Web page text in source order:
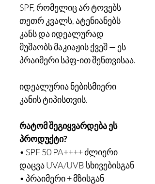
SPF, რომელიც არ ტოვებს
თეთრ კვალს, ატენიანებს
კანს და იდეალურად
მუშაობს მაკიაჟის ქვეშ — ეს
პრაიმერი სპფ-ით შენთვისაა.
იდეალურია ნებისმიერი
კანის ტიპისთვის.
რატომ შეგიყვარდება ეს
პროდუქტი?
• SPF 50 PA++++ ძლიერი
დაცვა UVA/UVB სხივებისგან
• პრაიმერი + მზისგან